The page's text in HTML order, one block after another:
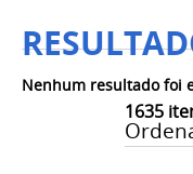
1635
Nenhum resultado foi